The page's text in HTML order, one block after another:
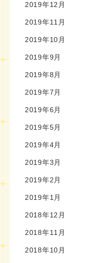
2019年12月
2019年11月
2019年10月
2019年9月
2019年8月
2019年7月
2019年6月
2019年5月
2019年4月
2019年3月
2019年2月
2019年1月
2018年12月
2018年11月
2018年10月